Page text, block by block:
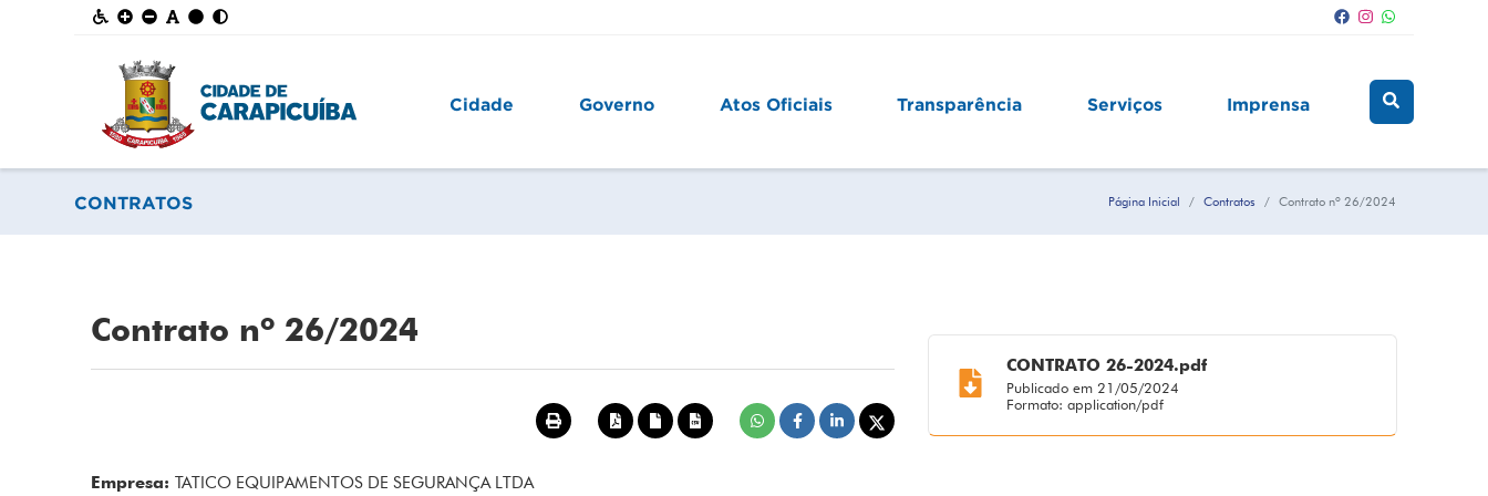
Cidade Governo Atos Oficiais Transparência Serviços Imprensa
CONTRATOS Página Inicial Contratos Contrato nº 26/2024
Contrato nº 26/2024
Empresa:TATICO EQUIPAMENTOS DE SEGURANÇA LTDA
CONTRATO 26-2024.pdf
Publicado em 21/05/2024
Formato: application/pdf